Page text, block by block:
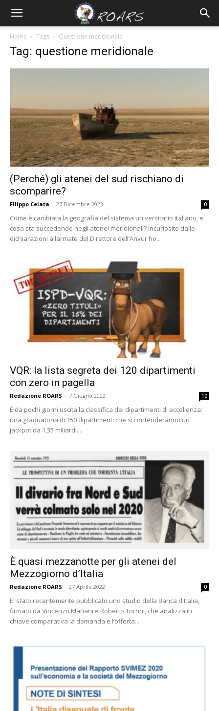
Home Tags Questione meridionale
Tag: questione meridionale
(Perché) gli atenei del sud rischiano di
scomparire?
Filippo Celata - 27 Dicembre 2023 0
Come è cambiata la geografia del sistema universitario italiano, e
cosa sta succedendo negli atenei meridionali? Incuriosito dalle
dichiarazioni allarmate del Direttore dell’Anvur ho...
VQR: la lista segreta dei 120 dipartimenti
con zero in pagella
Redazione ROARS - 7 Giugno 2022 10
È da pochi giorni uscita la classifica dei dipartimenti di eccellenza:
una graduatoria di 350 dipartimenti che si contenderanno un
jackpot da 1,35 miliardi...
È quasi mezzanotte per gli atenei del
Mezzogiorno d’Italia
Redazione ROARS - 27 Aprile 2022 0
E' stato recentemente pubblicato uno studio della Banca d'Italia,
firmato da Vincenzo Mariani e Roberto Torrini, che analizza in
chiave comparativa la domanda e l’offerta...